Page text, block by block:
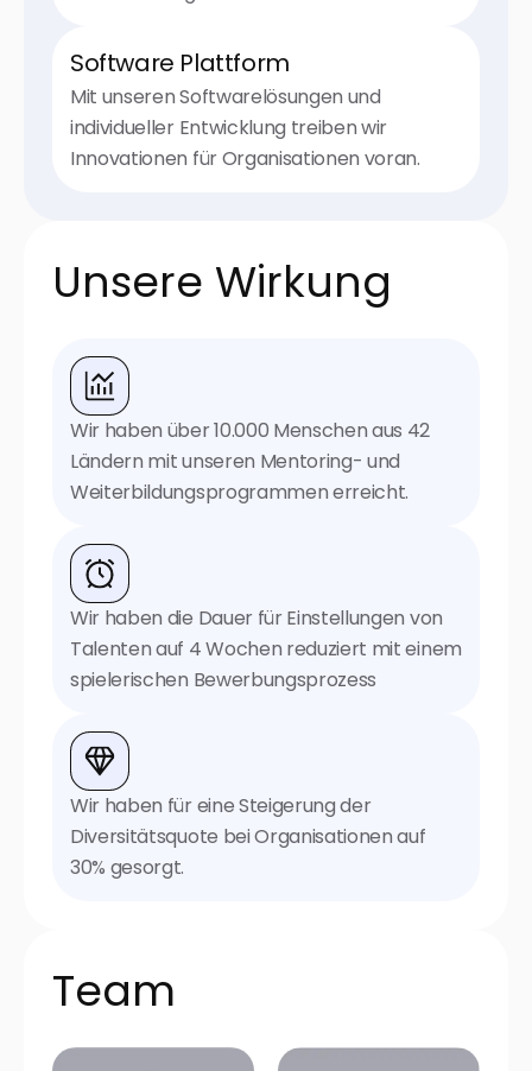
Software Plattform
Mit unseren Softwarelösungen und
individueller Entwicklung treiben wir
Innovationen für Organisationen voran.
Unsere Wirkung
Wir haben über 10.000 Menschen aus 42
Ländern mit unseren Mentoring- und
Weiterbildungsprogrammen erreicht.
Wir haben die Dauer für Einstellungen von
Talenten auf 4 Wochen reduziert mit einem
spielerischen Bewerbungsprozess
Wir haben für eine Steigerung der
Diversitätsquote bei Organisationen auf
30% gesorgt.
Team